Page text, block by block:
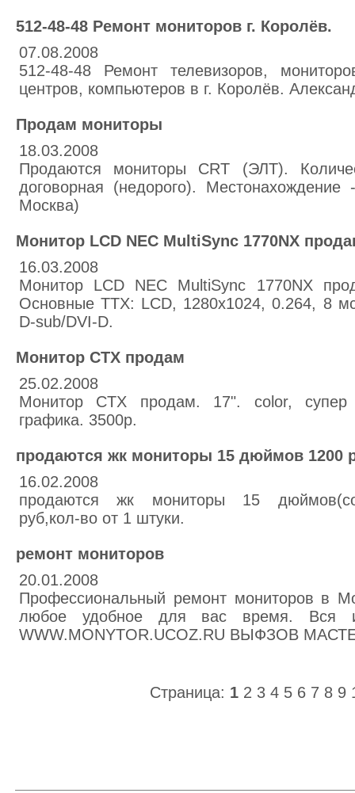
512-48-48 Ремонт мониторов г. Королёв.
07.08.2008
512-48-48 Ремонт телевизоров,
центров, компьютеров в г. Королёв.
Продам мониторы
18.03.2008
Продаются мониторы CRT (ЭЛТ).
договорная (недорого).
Москва)
Монитор LCD NEC MultiSync 1770NX
16.03.2008
Монитор LCD NEC MultiSync 1770NX
Основные ТТХ: LCD, 1280x1024, 0.264, 8
D-sub/DVI-D.
Монитор CTX продам
25.02.2008
Монитор CTX продам. 17". color, супер
графика. 3500р.
продаются жк мониторы 15 дюймов 1200
16.02.2008
продаются жк мониторы 15
руб,кол-во от 1 штуки.
ремонт мониторов
20.01.2008
Профессиональный ремонт мониторов в
любое удобное для вас время. Вся
WWW.MONYTOR.UCOZ.RU ВЫФЗОВ
Страница: 1 2 3 4 5 6 7 8 9